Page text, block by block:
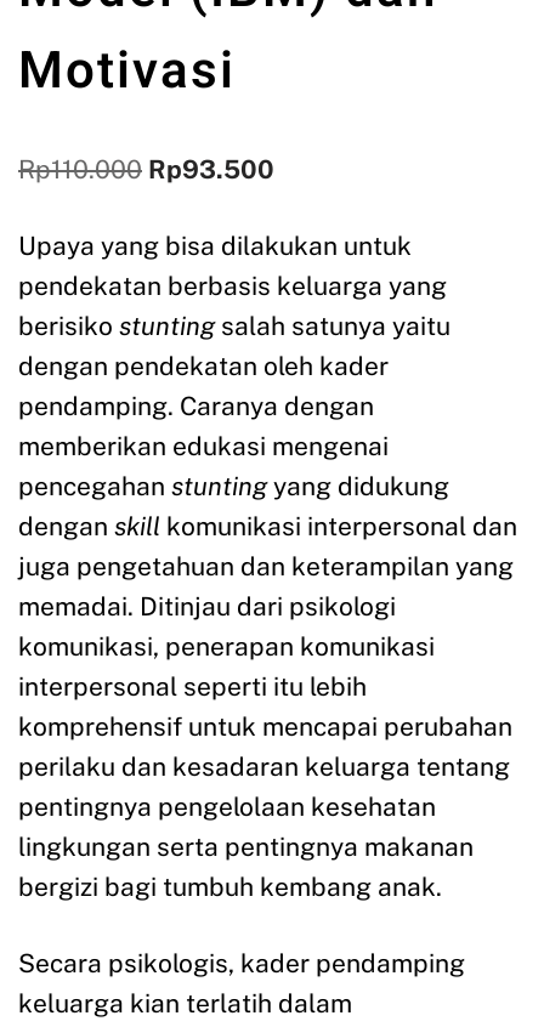
Motivasi
Rp110.000 Rp93.500
Upaya yang bisa dilakukan untuk
pendekatan berbasis keluarga yang
berisiko stuntingsalah satunya yaitu
dengan pendekatan oleh kader
pendamping. Caranya dengan
memberikan edukasi mengenai
pencegahan stuntingyang didukung
dengan skill komunikasi interpersonal dan
juga pengetahuan dan keterampilan yang
memadai. Ditinjau dari psikologi
komunikasi, penerapan komunikasi
interpersonal seperti itu lebih
komprehensif untuk mencapai perubahan
perilaku dan kesadaran keluarga tentang
pentingnya pengelolaan kesehatan
lingkungan serta pentingnya makanan
bergizi bagi tumbuh kembang anak.
Secara psikologis, kader pendamping
keluarga kian terlatih dalam